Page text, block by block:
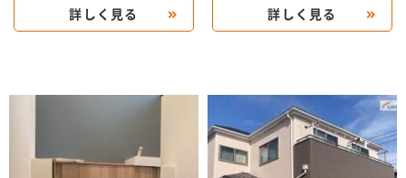
詳しく見る 詳しく見る